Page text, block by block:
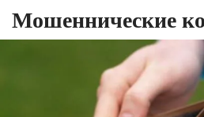
Мошеннические